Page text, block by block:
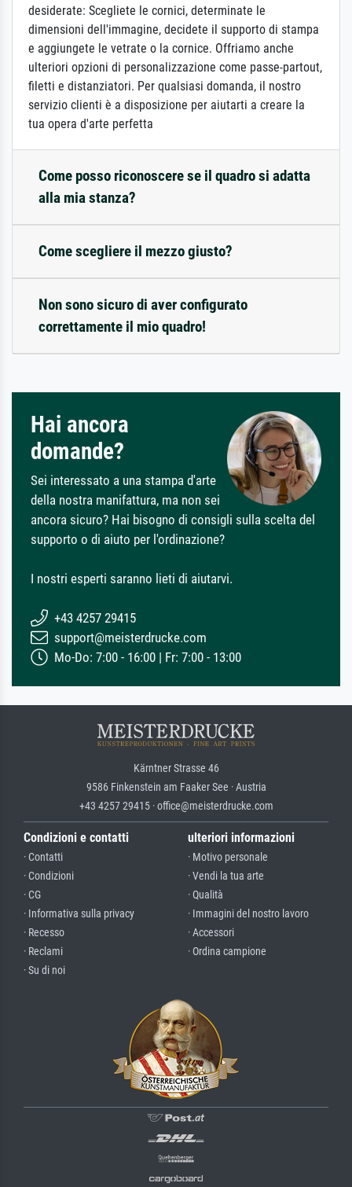
desiderate: Scegliete le cornici, determinate le
dimensioni dell'immagine, decidete il supporto di stampa
e aggiungete le vetrate o la cornice. Offriamo anche
ulteriori opzioni di personalizzazione come passe-partout,
filetti e distanziatori. Per qualsiasi domanda, il nostro
servizio clienti è a disposizione per aiutarti a creare la
tua opera d'arte perfetta
Come posso riconoscere se il quadro si adatta
alla mia stanza?
Come scegliere il mezzo giusto?
Non sono sicuro di aver configurato
correttamente il mio quadro!
Hai ancora
domande?
Sei interessato a una stampa d'arte
della nostra manifattura, ma non sei
ancora sicuro? Hai bisogno di consigli sulla scelta del
supporto o di aiuto per l'ordinazione?
I nostri esperti saranno lieti di aiutarvi.
+43 4257 29415
support@meisterdrucke.com
Mo-Do: 7:00 - 16:00 | Fr: 7:00 - 13:00
Kärntner Strasse 46
9586 Finkenstein am Faaker See · Austria
+43 4257 29415 · office@meisterdrucke.com
Condizioni e contatti
· Contatti
· Condizioni
· CG
· Informativa sulla privacy
· Recesso
· Reclami
· Su di noi
ulteriori informazioni
· Motivo personale
· Vendi la tua arte
· Qualità
· Immagini del nostro lavoro
· Accessori
· Ordina campione